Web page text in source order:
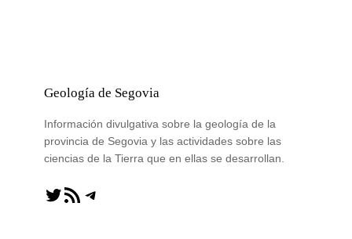
Geología de Segovia
Información divulgativa sobre la geología de la
provincia de Segovia y las actividades sobre las
ciencias de la Tierra que en ellas se desarrollan.
Twitter Feed RSS Telegram